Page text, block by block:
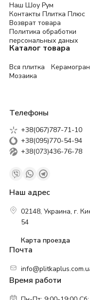
Наш Шоу Рум
Контакты Плитка Плюс
Возврат товара
Политика обработки
персональных даных
Каталог товара
Вся плитка
Мозаика
Телефоны
+38(067)787-71-10
+38(095)770-54-94
+38(073)436-76-78
Наш адрес
02148, Украина, г.
54
Карта проезда
Почта
Время работи